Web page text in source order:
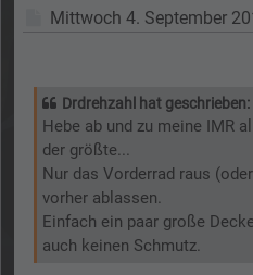
Beitrag
Mittwoch 4. September
Drdrehzahl hat geschrieben:
Hebe ab und zu meine IMR
der größte...
Nur das Vorderrad raus
vorher ablassen.
Einfach ein paar große
auch keinen Schmutz.